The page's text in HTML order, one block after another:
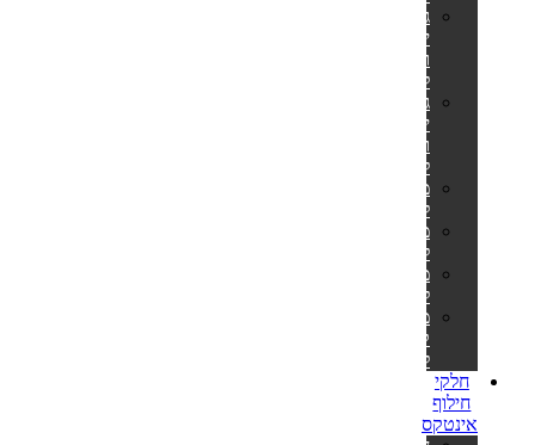
גלגלי
ים
ואבובים
לבוגרים
גלגלי
ים
ואבובים
לילדים
מצופים
לילדים
משחקים
לבריכה
משאבות
לניפוח
מזרוני
קמפינג
לאירוח
חלקי
חילוף
אינטקס